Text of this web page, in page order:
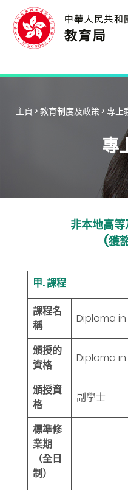
主頁 >教育制度及政策 >專上
專
非本地高
(獲
甲. 課程
課程名
稱
Diploma
頒授的
資格
Diploma
頒授資
格
副學士
標準修
業期
（全日
制）